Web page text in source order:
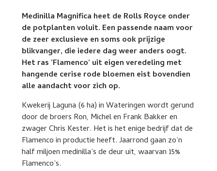
Medinilla Magnifica heet de Rolls Royce onder
de potplanten voluit. Een passende naam voor
de zeer exclusieve en soms ook prijzige
blikvanger, die iedere dag weer anders oogt.
Het ras ‘Flamenco’ uit eigen veredeling met
hangende cerise rode bloemen eist bovendien
alle aandacht voor zich op.
Kwekerij Laguna (6 ha) in Wateringen wordt gerund
door de broers Ron, Michel en Frank Bakker en
zwager Chris Kester. Het is het enige bedrijf dat de
Flamenco in productie heeft. Jaarrond gaan zo’n
half miljoen medinilla’s de deur uit, waarvan 15%
Flamenco’s.